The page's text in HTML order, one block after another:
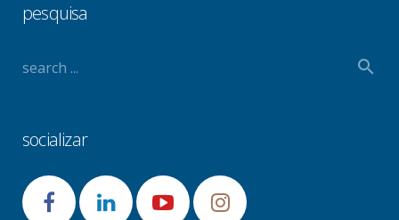
pesquisa
socializar